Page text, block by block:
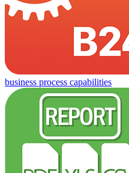
business process capabilities